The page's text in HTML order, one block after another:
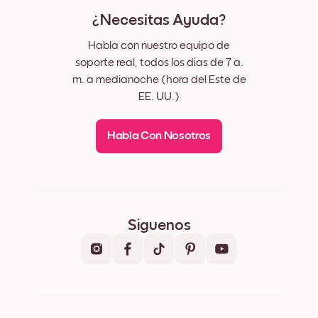
¿Necesitas Ayuda?
Habla con nuestro equipo de
soporte real, todos los días de 7 a.
m. a medianoche (hora del Este de
EE. UU.)
Habla Con Nosotros
Síguenos